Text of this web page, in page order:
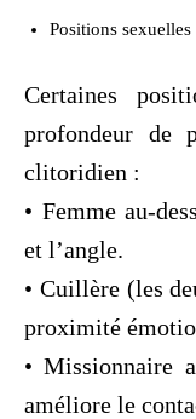
Positions sexuelles
Certaines
profondeur de
clitoridien :
• Femme au-
et l’angle.
• Cuillère (les
proximité
• Missionnaire
améliore le